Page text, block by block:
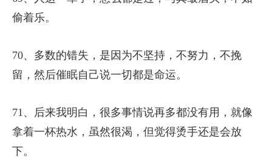
偷着乐。
70、多数的错失，是因为不坚持，不努力，不挽
留，然后催眠自己说一切都是命运。
71、后来我明白，很多事情说再多都没有用，就像
拿着一杯热水，虽然很渴，但觉得烫手还是会放
下。